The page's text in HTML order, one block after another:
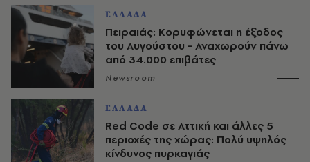
ΕΛΛΑΔΑ
Πειραιάς: Κορυφώνεται η έξοδος
του Αυγούστου - Αναχωρούν πάνω
από 34.000 επιβάτες
Newsroom
ΕΛΛΑΔΑ
Red Code σε Αττική και άλλες 5
περιοχές της χώρας: Πολύ υψηλός
κίνδυνος πυρκαγιάς